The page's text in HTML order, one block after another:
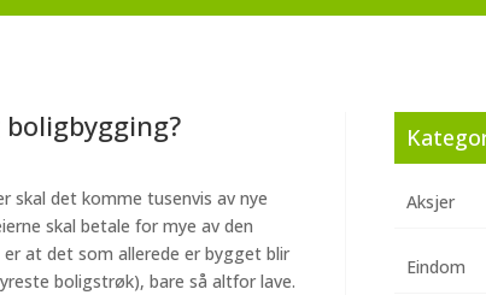
skal det komme tusenvis av nye
skal betale for mye av den
at det som allerede er bygget blir
boligstrøk), bare så altfor lave.
Aksjer
Eindom